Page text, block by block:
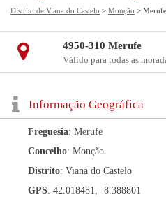
Distrito de Viana do Castelo > Monção > Merufe
4950-310 Merufe
Válido para todas as
Informação Geográfica
Freguesia: Merufe
Concelho: Monção
Distrito: Viana do Castelo
GPS: 42.018481, -8.388801